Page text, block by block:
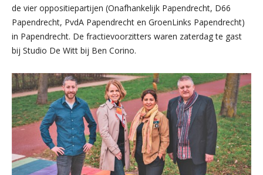
de vier oppositiepartijen (Onafhankelijk Papendrecht, D66
Papendrecht, PvdA Papendrecht en GroenLinks Papendrecht)
in Papendrecht. De fractievoorzitters waren zaterdag te gast
bij Studio De Witt bij Ben Corino.